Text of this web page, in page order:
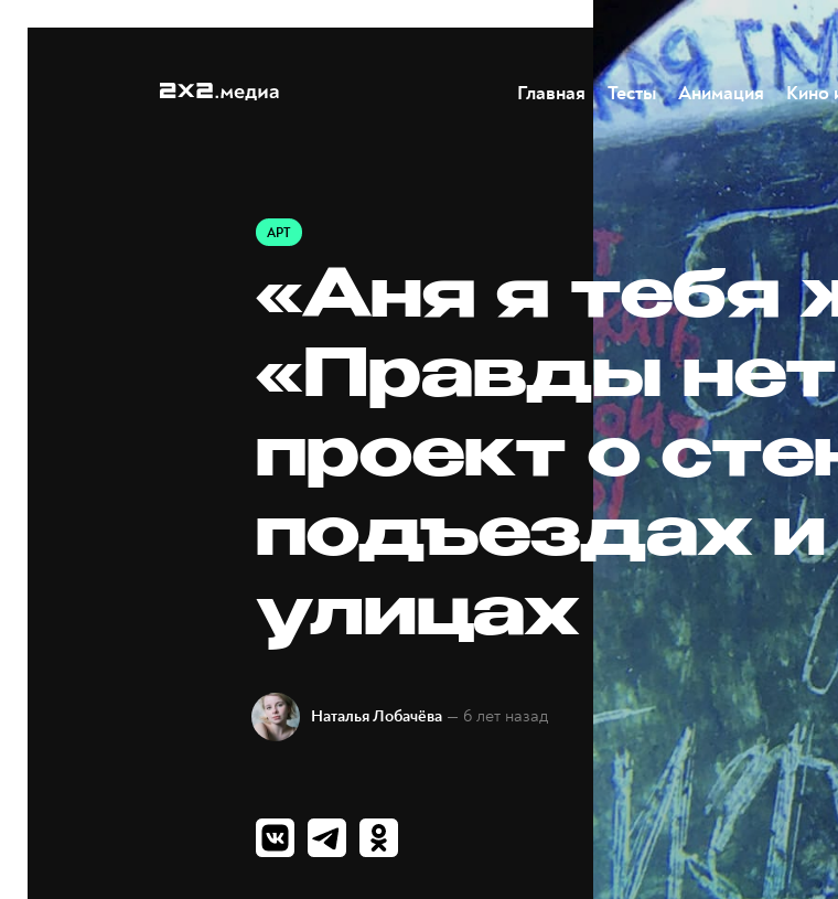
Главная Тесты Анимация Кино
АРТ
«Аня я тебя
«Правды
проект о
подъездах и
улицах
Наталья Лобачёва — 6 лет назад